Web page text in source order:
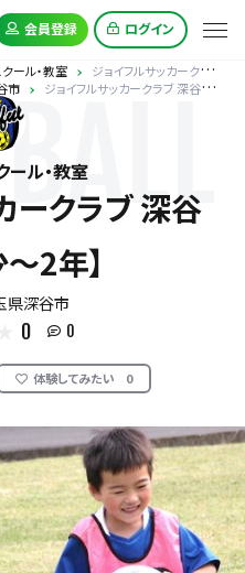
会員登録 ログイン
クール・教室
ジョイフルサッカークラブ 深谷SC【年少～2年】
市 ジョイフルサッカークラブ 深谷SC【年少～2年】
ール・教室
ークラブ 深谷
2年】
県深谷市
0 0
体験してみたい 0